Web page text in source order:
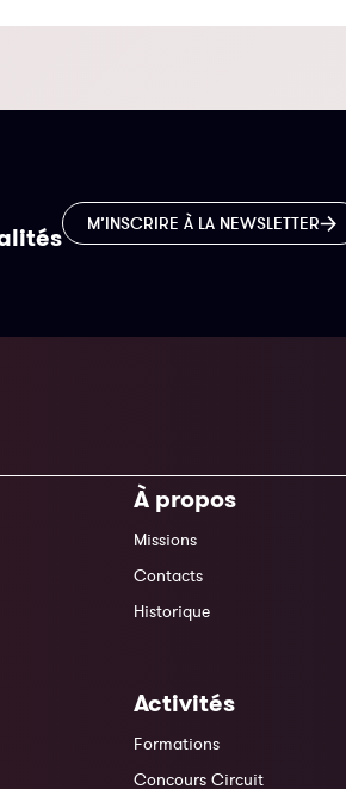
M’INSCRIRE À LA NEWSLETTER
À propos
Missions
Contacts
Historique
Activités
Formations
Concours Circuit